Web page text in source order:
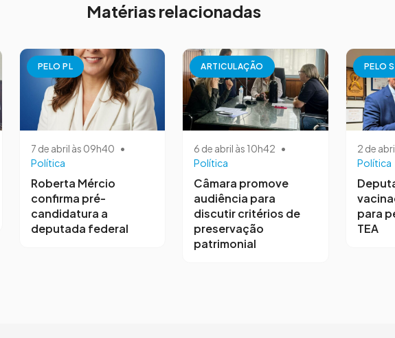
Matérias relacionadas
PELO PL
7 de abril às 09h40 •
Política
Roberta Mércio
confirma pré-
candidatura a
deputada federal
ARTICULAÇÃO
6 de abril às 10h42 •
Política
Câmara promove
audiência para
discutir critérios de
preservação
patrimonial
PELO
2 de
Política
para
TEA